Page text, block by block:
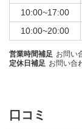
10:00~17:00
10:00~20:00
営業時間補足 お問い
定休日補足 お問い合
口コミ